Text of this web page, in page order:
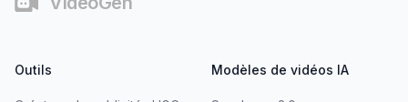
Outils Modèles de vidéos IA